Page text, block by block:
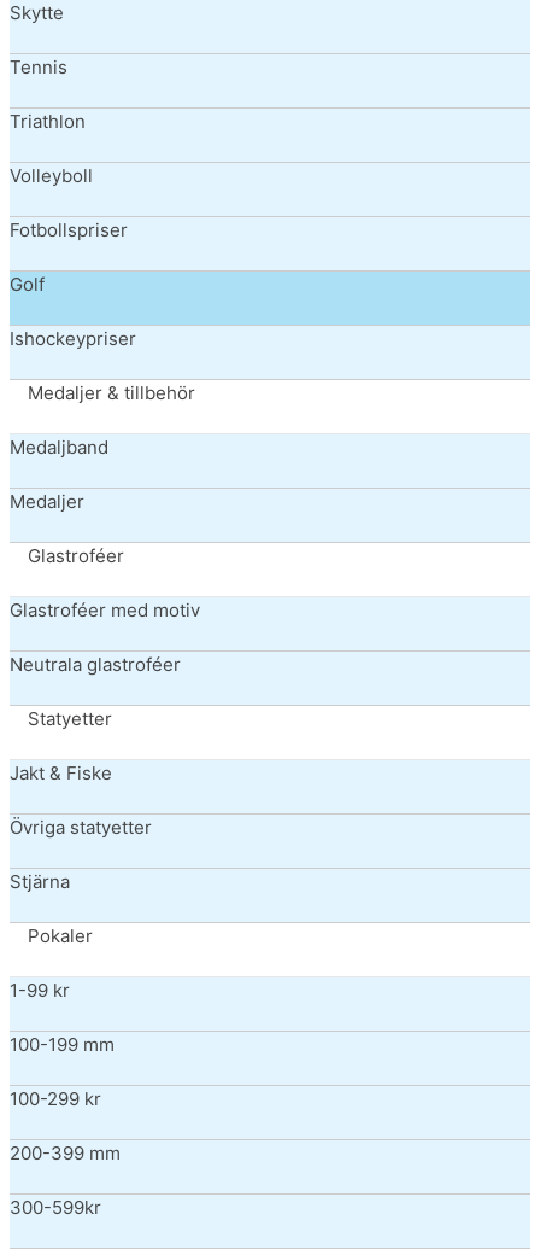
Skytte
Tennis
Triathlon
Volleyboll
Fotbollspriser
Golf
Ishockeypriser
Medaljer & tillbehör
Medaljband
Medaljer
Glastroféer
Glastroféer med motiv
Neutrala glastroféer
Statyetter
Jakt & Fiske
Övriga statyetter
Stjärna
Pokaler
1-99 kr
100-199 mm
100-299 kr
200-399 mm
300-599kr